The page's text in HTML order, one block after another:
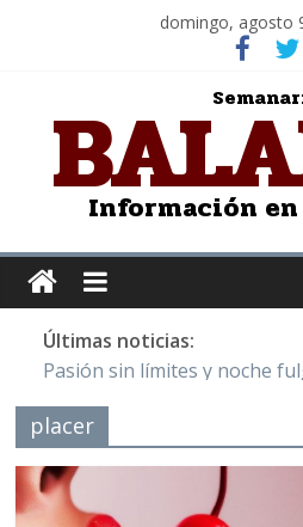
domingo, agosto
Información
Últimas noticias:
Pasión sin límites y noche
Y Quetzalcóatl, le dio el maíz
Cristo de San Juan de la
LOS DELIRIOS DE UNA
Juntos hasta el último minuto
placer